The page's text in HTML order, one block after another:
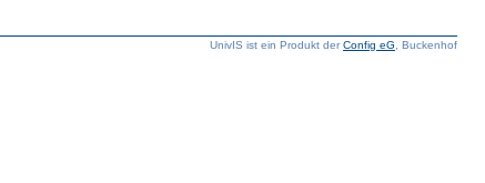
UnivIS ist ein Produkt derConfig eG , Buckenhof